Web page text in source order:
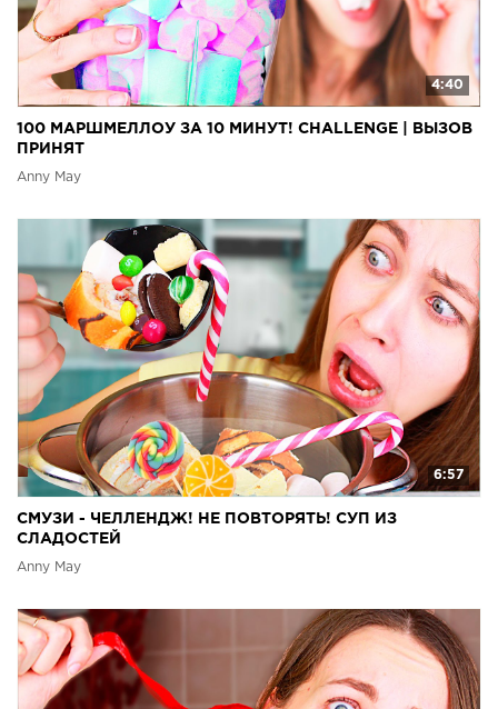
4:40
100 МАРШМЕЛЛОУ ЗА 10 МИНУТ! CHALLENGE | ВЫЗОВ
ПРИНЯТ
Anny May
6:57
СМУЗИ - ЧЕЛЛЕНДЖ! НЕ ПОВТОРЯТЬ! СУП ИЗ
СЛАДОСТЕЙ
Anny May